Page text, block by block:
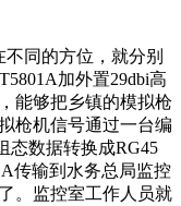
同的方位，就分别
加外置29dbi高
能够把乡镇的模拟枪
枪机信号通过一台编
态数据转换成RG45
传输到水务总局监控
。监控室工作人员就